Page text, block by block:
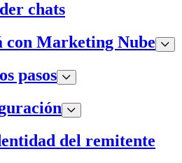
chats
con Marketing Nube
pasos
del remitente